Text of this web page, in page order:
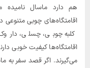
هم دارد ماسال
اقامتگاه‌های چوبی متنوعی
کلبه چوبی، چسلی،
اقامتگاه‌ها کیفیت خوبی
می‌گیرند. اگر قصد سفر به